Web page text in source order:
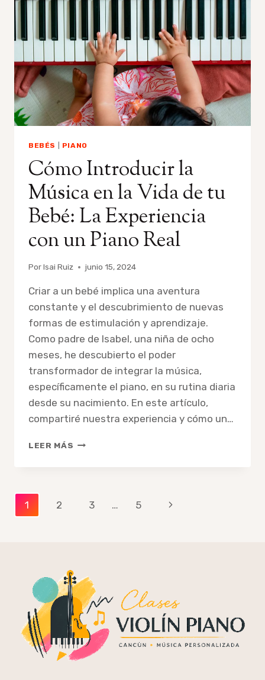
EXPERIENCE
WITH
REAL
PIANO
BEBÉS PIANO
Cómo Introducir la
Música en la Vida de tu
Bebé: La Experiencia
con un Piano Real
PorIsai Ruiz junio 15, 2024
Criar a un bebé implica una aventura
constante y el descubrimiento de nuevas
formas de estimulación y aprendizaje.
Como padre de Isabel, una niña de ocho
meses, he descubierto el poder
transformador de integrar la música,
específicamente el piano, en su rutina diaria
desde su nacimiento. En este artículo,
compartiré nuestra experiencia y cómo un…
LEER MÁS CÓMO
EXPERIENCIA
CON
UN
PIANO
REAL
Navegación
1 2 3 … 5
Siguiente